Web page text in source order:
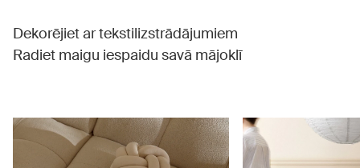
Dekorējiet ar tekstilizstrādājumiem
Radiet maigu iespaidu savā mājoklī